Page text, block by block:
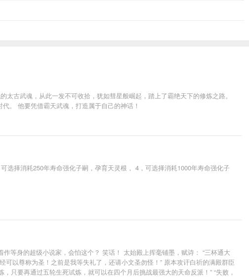
古武魂，从此一发不可收拾，犹如彗星般崛起，踏上了霸绝天下的修炼之路。
。 他要凭借霸天武魂，打造属于自己的神话！
择消耗250年寿命强化子嗣，孕育天灵根， 4，可选择消耗1000年寿命强化子
等身的超级小说家，会怕这个？ 笑话！ 太始殿上挥毫铺墨，赋诗： “三杯通大
可以尊称为圣！之前是我等失礼了，还请小文圣勿怪！” 原本攻讦白祈的满殿群臣
要再通过五轮生死试炼，就可以在四个月后挑战最强大的天命反派！” “失败，